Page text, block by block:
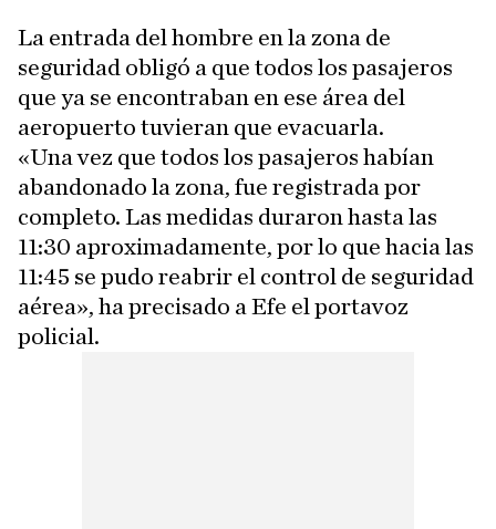
La entrada del hombre en la zona de
seguridad obligó a que todos los pasajeros
que ya se encontraban en ese área del
aeropuerto tuvieran que evacuarla.
«Una vez que todos los pasajeros habían
abandonado la zona, fue registrada por
completo. Las medidas duraron hasta las
11:30 aproximadamente, por lo que hacia las
11:45 se pudo reabrir el control de seguridad
aérea», ha precisado a Efe el portavoz
policial.